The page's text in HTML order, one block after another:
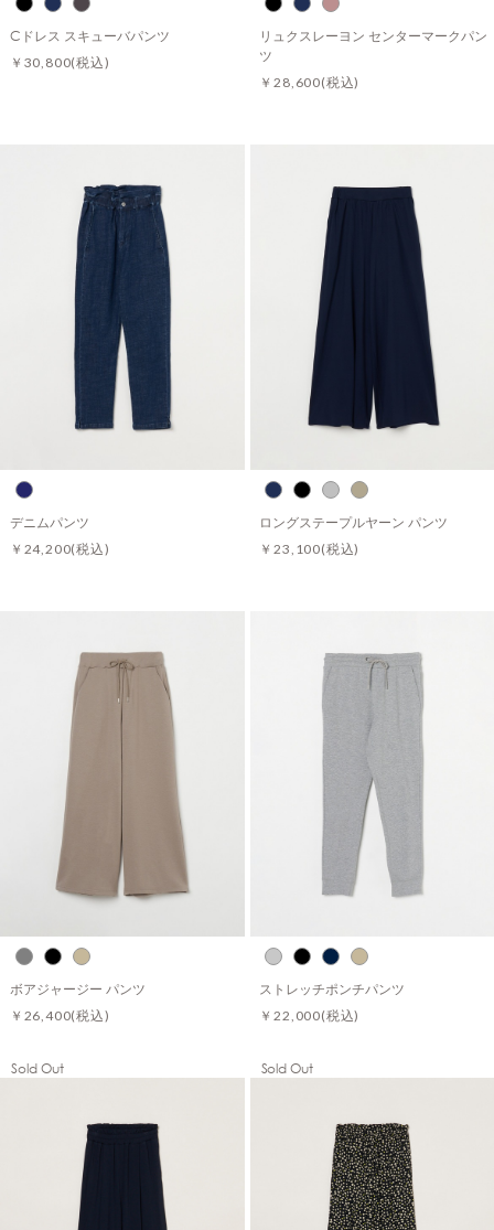
Cドレス スキューバパンツ
￥30,800(税込)
リュクスレーヨン センターマークパン
ツ
￥28,600(税込)
デニムパンツ
￥24,200(税込)
ロングステープルヤーン パンツ
￥23,100(税込)
ボアジャージー パンツ
￥26,400(税込)
ストレッチポンチパンツ
￥22,000(税込)
Sold Out Sold Out